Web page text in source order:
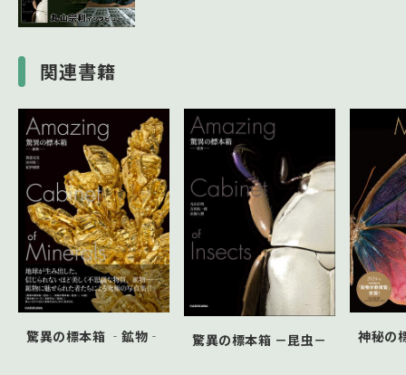
関連書籍
驚異の標本箱 ‐鉱物‐ 驚異の標本箱 －昆虫－ 神秘の